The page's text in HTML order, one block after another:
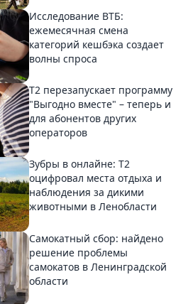
Исследование ВТБ:
ежемесячная смена
категорий кешбэка создает
волны спроса
Т2 перезапускает программу
"Выгодно вместе" – теперь и
для абонентов других
операторов
Зубры в онлайне: Т2
оцифровал места отдыха и
наблюдения за дикими
животными в Ленобласти
Самокатный сбор: найдено
решение проблемы
самокатов в Ленинградской
области